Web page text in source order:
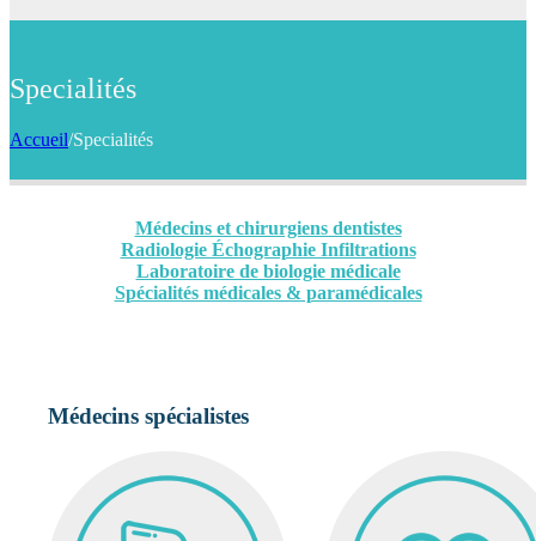
Specialités
Accueil/Specialités
Médecins et chirurgiens dentistes
Radiologie Échographie Infiltrations
Laboratoire de biologie médicale
Spécialités médicales & paramédicales
Médecins spécialistes